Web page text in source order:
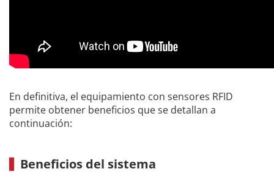
En definitiva, el equipamiento con sensores RFID
permite obtener beneficios que se detallan a
continuación:
Beneficios del sistema